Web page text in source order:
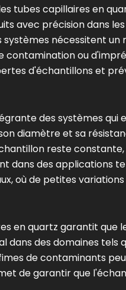
tubes capillaires en
avec précision dans
nécessitent un
ou
d'échantillons et
des systèmes qui
diamètre et sa
reste
dans des applications
où de petites
en quartz garantit que
des domaines tels
de contaminants
de garantir que